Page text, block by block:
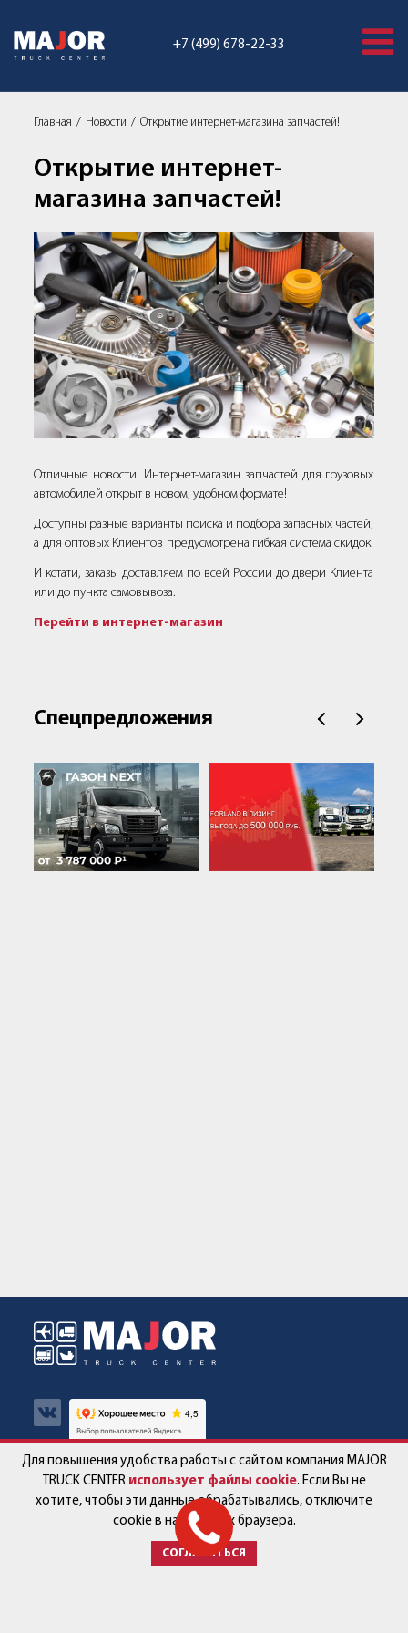
+7 (499) 678-22-33
Главная Новости Открытие интернет-магазина запчастей!
Открытие интернет-
магазина запчастей!
Отличные новости! Интернет-магазин запчастей для грузовых
автомобилей открыт в новом, удобном формате!
Доступны разные варианты поиска и подбора запасных частей,
а для оптовых Клиентов предусмотрена гибкая система скидок.
И кстати, заказы доставляем по всей России до двери Клиента
или до пункта самовывоза.
Перейти в интернет-магазин
Спецпредложения
Авто в наличии
Спецпредложения
Контакты
Работа в компании
Новости
Для повышения удобства работы с сайтом компания MAJOR
TRUCK CENTER использует файлы cookie. Если Вы не
хотите, чтобы эти данные обрабатывались, отключите
cookie в настройках браузера.
СОГЛАСИТЬСЯ